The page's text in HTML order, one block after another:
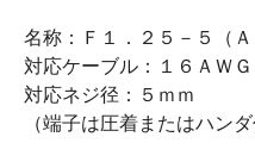
名称：Ｆ１．２５－５（Ａ
対応ケーブル：１６ＡＷ
対応ネジ径：５ｍｍ
（端子は圧着またはハン